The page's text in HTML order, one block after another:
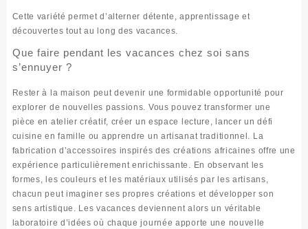
Cette variété permet d’alterner détente, apprentissage et
découvertes tout au long des vacances.
Que faire pendant les vacances chez soi sans
s’ennuyer ?
Rester à la maison peut devenir une formidable opportunité pour
explorer de nouvelles passions. Vous pouvez transformer une
pièce en atelier créatif, créer un espace lecture, lancer un défi
cuisine en famille ou apprendre un artisanat traditionnel. La
fabrication d’accessoires inspirés des créations africaines offre une
expérience particulièrement enrichissante. En observant les
formes, les couleurs et les matériaux utilisés par les artisans,
chacun peut imaginer ses propres créations et développer son
sens artistique. Les vacances deviennent alors un véritable
laboratoire d’idées où chaque journée apporte une nouvelle